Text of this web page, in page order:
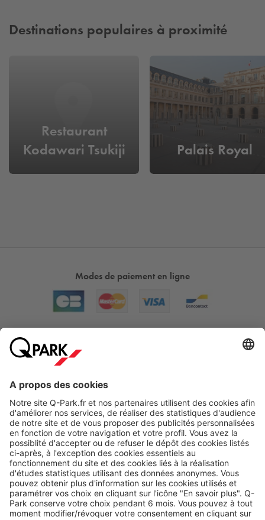
Destinations populaires à proximité
Restaurant
Kodawari Tsukiji
Palais Royal
Modes de paiement en ligne
Nos produits
Nos services